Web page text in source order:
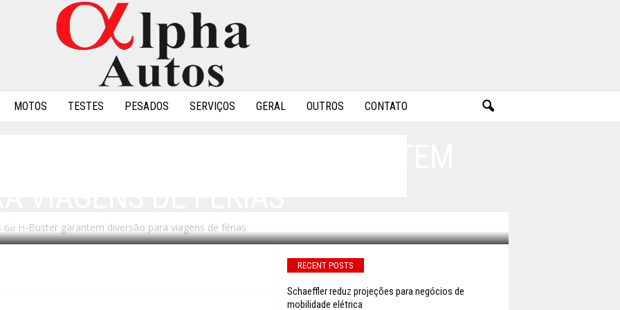
MOTOS TESTES PESADOS SERVIÇOS GERAL OUTROS CONTATO
da H-Buster garantem diversão para viagens de férias
0
RECENT POSTS
Schaeffler reduz projeções para negócios de
mobilidade elétrica